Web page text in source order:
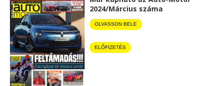
2024/Március száma
OLVASSON BELE
ELŐFIZETÉS